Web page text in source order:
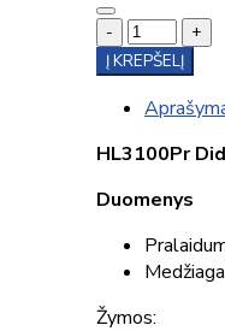
-
+
Į KREPŠELĮ
HL3100Pr
Duomenys
Žymos: